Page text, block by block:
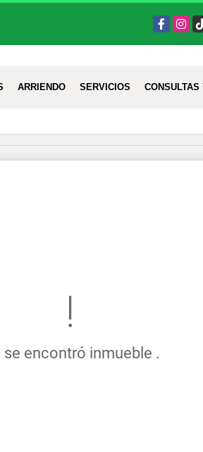
Facebook
ARRIENDO SERVICIOS CONSULTAS
se encontró inmueble .